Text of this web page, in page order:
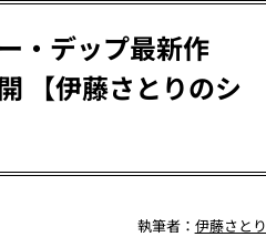
・デップ最新作
【伊藤さとりのシ
執筆者： 伊藤さとり